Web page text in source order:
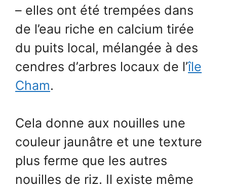
– elles ont été trempées dans
de l’eau riche en calcium tirée
du puits local, mélangée à des
cendres d’arbres locaux de l’île
Cham.
Cela donne aux nouilles une
couleur jaunâtre et une texture
plus ferme que les autres
nouilles de riz. Il existe même